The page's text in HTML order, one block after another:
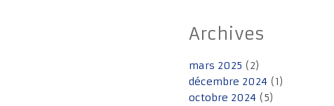
Archives
mars 2025 (2)
décembre 2024 (1)
octobre 2024 (5)